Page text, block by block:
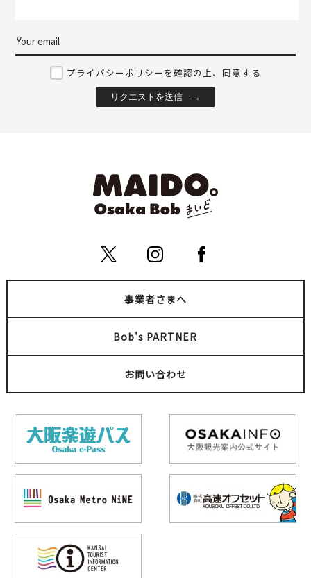
プライバシーポリシーを確認の上、同意する
事業者さまへ
Bob's PARTNER
お問い合わせ